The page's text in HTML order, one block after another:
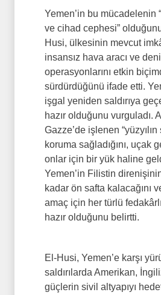
Yemen’in bu mücadelenin
ve cihad cephesi”
Husi, ülkesinin mevcut
insansız hava aracı ve
operasyonlarını etkin
sürdürdüğünü ifade etti.
işgal yeniden saldırıya
hazır olduğunu vurguladı.
Gazze’de işlenen
koruma sağladığını, uçak
onlar için bir yük haline
Yemen’in Filistin
kadar ön safta kalacağını
amaç için her türlü
hazır olduğunu belirtti.
El-Husi, Yemen’e karşı
saldırılarda Amerikan,
güçlerin sivil altyapıyı